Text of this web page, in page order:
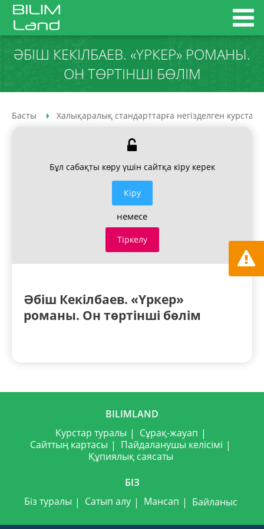
ӘБІШ КЕКІЛБАЕВ. «ҮРКЕР» РОМАНЫ.
ОН ТӨРТІНШІ БӨЛІМ
Басты Халықаралық стандарттарға негізделген курстар
Бұл сабақты көру үшін сайтқа кіру керек
Кiру
немесе
Тіркелу
Әбіш Кекілбаев. «Үркер»
романы. Он төртінші бөлім
BILIMLAND
Курстар туралы
Сұрақ-жауап
Сайттың картасы
Пайдаланушы келісімі
Құпиялық саясаты
БІЗ
Біз туралы
Сатып алу Мансап Байланыс